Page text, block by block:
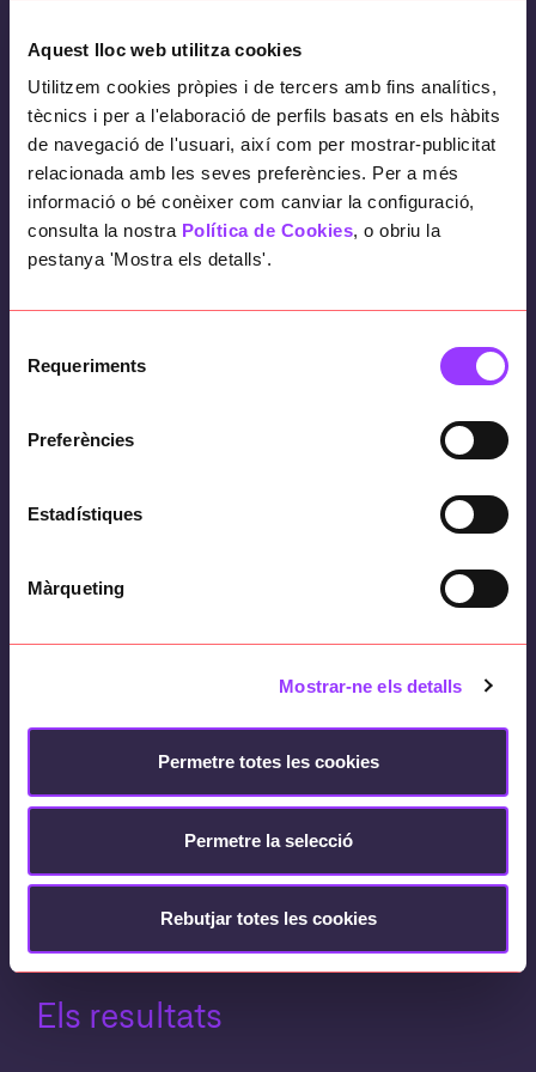
Aquest lloc web utilitza cookies
Utilitzem cookies pròpies i de tercers amb fins analítics,
tècnics i per a l'elaboració de perfils basats en els hàbits
de navegació de l'usuari, així com per mostrar-publicitat
relacionada amb les seves preferències. Per a més
informació o bé conèixer com canviar la configuració,
consulta la nostra Política de Cookies, o obriu la
pestanya 'Mostra els detalls'.
Requeriments
Preferències
Estadístiques
Màrqueting
Mostrar-ne els detalls
Permetre totes les cookies
Permetre la selecció
Rebutjar totes les cookies
El repte
Empresa del sector alimentari ha rebut atacs
cibernètics reiteradament i requeria una
anàlisi profunda de ciberseguretat per a
minimitzar l’impacte i riscos.
Minimitzar l’impacte de ciberatacs
companyia en l’àmbit de ciberseguretat.
Com ho hem fet?
Anàlisi forense
Detecció de vulnerabilitats
Implantació d’eines de seguretat
Els resultats